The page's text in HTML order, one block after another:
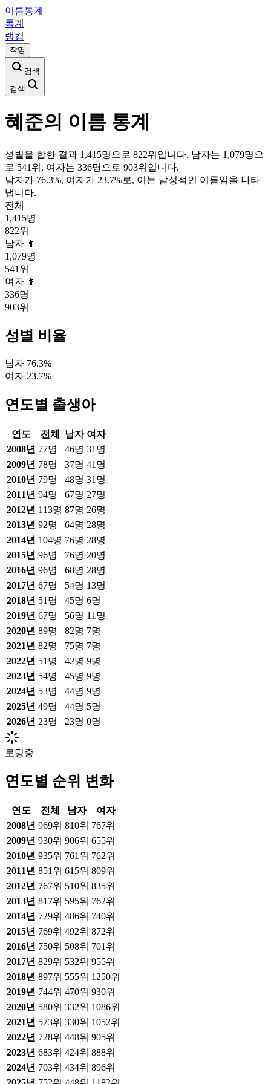
이름통계
통계
랭킹
작명
검색
검색
혜준의 이름 통계
성별을 합한 결과 1,415명으로 822위입니다. 남자는 1,079명으
로 541위, 여자는 336명으로 903위입니다.
남자가 76.3%, 여자가 23.7%로, 이는 남성적인 이름임을 나타
냅니다.
전체
1,415명
822위
남자 👨
1,079명
541 위
여자 👩
336명
903위
성별 비율
남자 76.3%
여자 23.7%
연도별 출생아
연도 전체 남자 여자
2008년 77명 46명 31 명
2009년 78명 37명 41 명
2010년 79명 48명 31 명
2011 년 94명 67명 27명
2012년 113명 87명 26명
2013년 92명 64명 28명
2014년 104명 76명 28명
2015년 96명 76명 20명
2016년 96명 68명 28명
2017년 67명 54명 13명
2018년 51 명 45명 6명
2019년 67명 56명 11 명
2020년 89명 82명 7명
2021 년 82명 75명 7명
2022년 51 명 42명 9명
2023년 54명 45명 9명
2024년 53명 44명 9명
2025년 49명 44명 5명
2026년 23명 23명 0명
로딩중
연도별 순위 변화
연도 전체 남자
여자
2008년 969위 810위 767위
2009년 930위 906위 655위
2010년 935위 761위 762위
2011 년 851위 615위 809위
2012년 767위 510위 835위
2013년 817위 595위 762위
2014년 729위 486위 740위
2015년 769위 492위 872위
2016년 750위 508위 701위
2017년 829위 532위 955위
2018년 897위 555위 1250위
2019년 744위 470위 930위
2020년 580위 332위 1086위
2021 년 573위 330위 1052위
2022년 728위 448위 905위
2023년 683위 424위 888위
2024년 703위 434위 896위